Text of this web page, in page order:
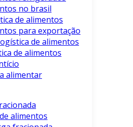
no brasil
de alimentos
para exportação
de alimentos
de alimentos
alimentar
alimentos